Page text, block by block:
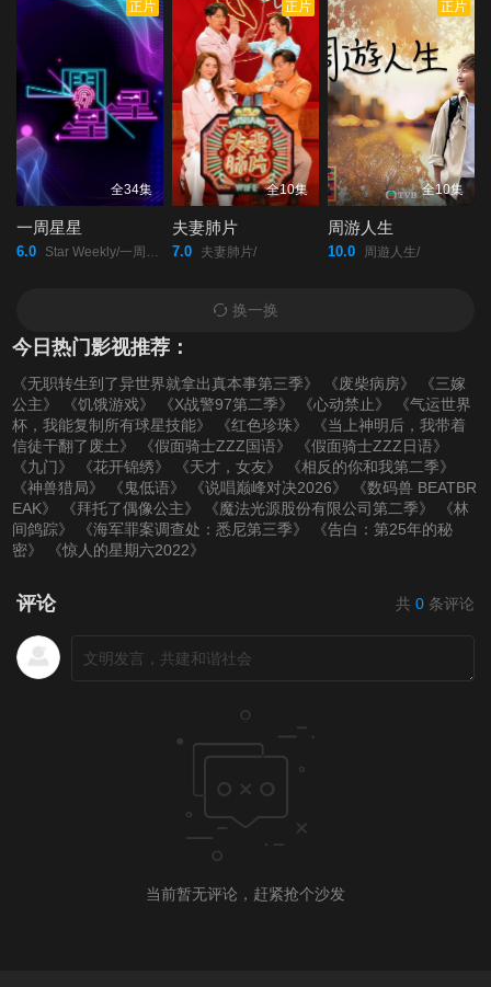
第20220221期 第20220222期 第20220223期
第20220224期 第20220225期 第20220228(微女人)
期
第20220228期 第20220301期 第20220302期
第20220303期 第20220304期 第20220307(微女人)
第20220307期
第20220310期 第20220311期 第20220314期
第20220315期 第20220316期 第20220317期
第20220318期 第20220321(微女人) 第20220321期
第20220324期
第20220401期
正片
全34集
一周星星
6.0 Star Weekly/一周星星/
正片
全10集
夫妻肺片
7.0 夫妻肺片/
正片
全10集
周游人生
10.0 周遊人生/
换一换
今日热门影视推荐：
《无职转生到了异世界就拿出真本事第三季》 《废柴病房》
《三嫁
公主》
《饥饿游戏》 《X战警97第二季》 《心动禁止》
《气运世界
杯，我能复制所有球星技能》
《红色珍珠》
《当上神明后，我带着
信徒干翻了废土》
《假面骑士ZZZ国语》
《假面骑士ZZZ日语》
《九门》
《花开锦绣》 《天才，女友》
《相反的你和我第二季》
《神兽猎局》
《鬼低语》 《说唱巅峰对决2026》
《数码兽 BEATBR
EAK》
《拜托了偶像公主》 《魔法光源股份有限公司第二季》
《林
间鸽踪》
《海军罪案调查处：悉尼第三季》
《告白：第25年的秘
密》
《惊人的星期六2022》
评论 共 0 条评论
当前暂无评论，赶紧抢个沙发